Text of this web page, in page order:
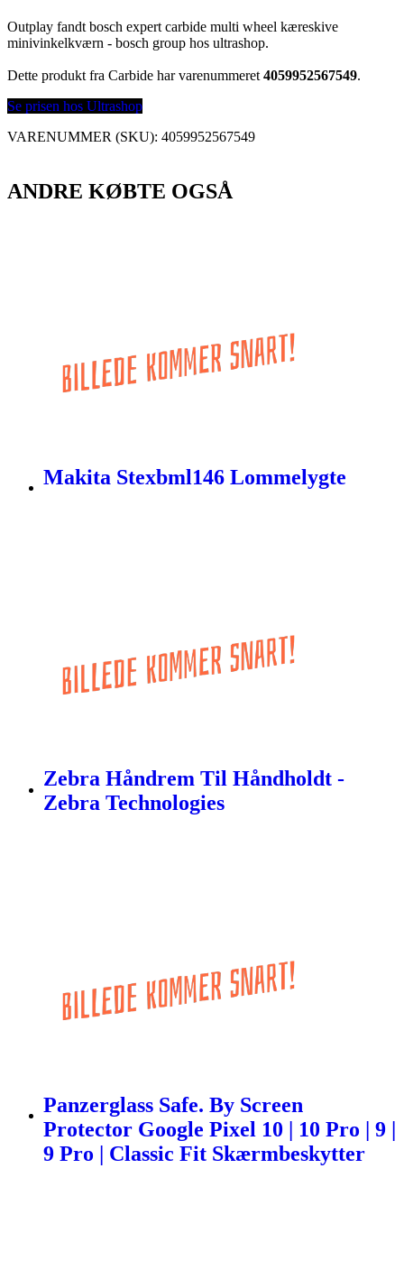
Outplay fandt bosch expert carbide multi wheel kæreskive
minivinkelkværn - bosch group hos ultrashop.
Dette produkt fra Carbide har varenummeret 4059952567549.
Se prisen hos Ultrashop
VARENUMMER (SKU): 4059952567549
ANDRE KØBTE OGSÅ
Makita Stexbml146 Lommelygte
Zebra Håndrem Til Håndholdt -
Zebra Technologies
Panzerglass Safe. By Screen
Protector Google Pixel 10 | 10 Pro | 9 |
9 Pro | Classic Fit Skærmbeskytter